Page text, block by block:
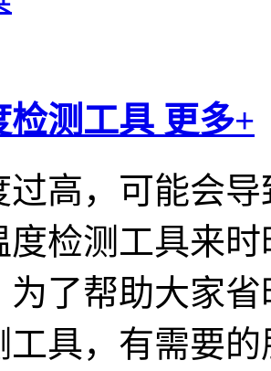
检测工具 更多+
过高，可能会
度检测工具来
为了帮助大家
工具，有需要